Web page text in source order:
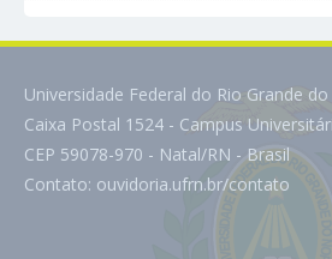
Universidade Federal do Rio Grande
Caixa Postal 1524 - Campus
CEP 59078-970 - Natal/RN - Brasil
Contato: ouvidoria.ufrn.br/contato